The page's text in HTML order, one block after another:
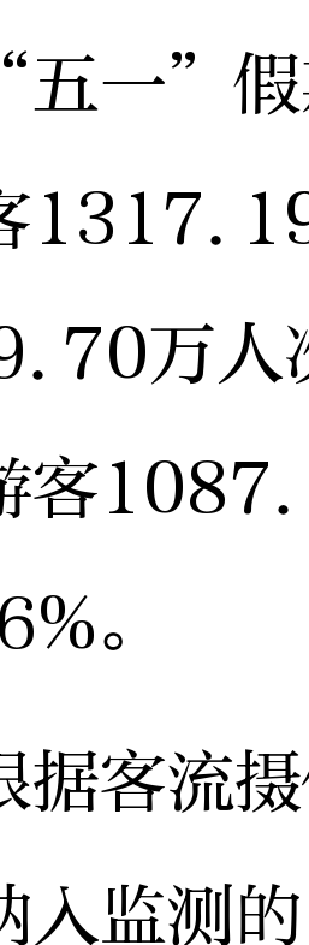
一”假
万人
客
。
流摄
入监测